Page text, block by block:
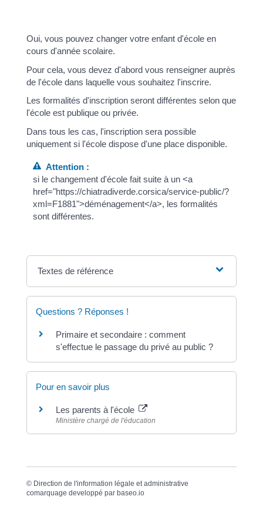
Oui, vous pouvez changer votre enfant d'école en
cours d'année scolaire.
Pour cela, vous devez d'abord vous renseigner auprès
de l'école dans laquelle vous souhaitez l'inscrire.
Les formalités d'inscription seront différentes selon que
l'école est publique ou privée.
Dans tous les cas, l'inscription sera possible
uniquement si l'école dispose d'une place disponible.
Attention :
si le changement d'école fait suite à un <a
href="https://chiatradiverde.corsica/service-public/?
xml=F1881">déménagement</a>, les formalités
sont différentes.
Textes de référence
Questions ? Réponses !
Primaire et secondaire : comment
s'effectue le passage du privé au public ?
Pour en savoir plus
Les parents à l'école
Ministère chargé de l'éducation
© Direction de l'information légale et administrative
comarquage developpé par baseo.io